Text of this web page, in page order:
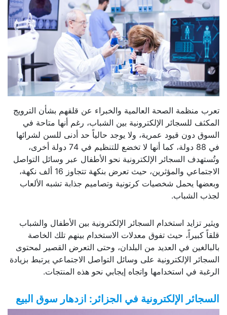
تعرب منظمة الصحة العالمية والخبراء عن قلقهم بشأن الترويج
المكثف للسجائر الإلكترونية بين الشباب، رغم أنها متاحة في
السوق دون قيود عمرية، ولا يوجد حالياً حد أدنى للسن لشرائها
في 88 دولة، كما أنها لا تخضع للتنظيم في 74 دولة أخرى،
وتُستهدف السجائر الإلكترونية نحو الأطفال عبر وسائل التواصل
الاجتماعي والمؤثرين، حيث تعرض بنكهة تتجاوز 16 ألف نكهة،
وبعضها يحمل شخصيات كرتونية وتصاميم جذابة تشبه الألعاب
لجذب الشباب.
ويثير تزايد استخدام السجائر الإلكترونية بين الأطفال والشباب
قلقاً كبيراً، حيث تفوق معدلات الاستخدام بينهم تلك الخاصة
بالبالغين في العديد من البلدان، وحتى التعرض القصير لمحتوى
السجائر الإلكترونية على وسائل التواصل الاجتماعي يرتبط بزيادة
الرغبة في استخدامها واتجاه إيجابي نحو هذه المنتجات.
السجائر الإلكترونية في الجزائر: ازدهار سوق البيع